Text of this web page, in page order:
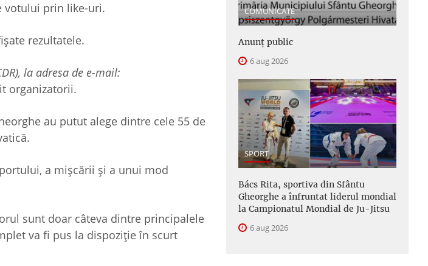
votului prin like-uri.
rezultatele.
la adresa de e-mail:
organizatorii.
au putut alege dintre cele 55 de
a mișcării și a unui mod
sunt doar câteva dintre principalele
va fi pus la dispoziție în scurt
COMUNICATE
Anunţ public
6 aug 2026
SPORT
Bács Rita, sportiva din Sfântu
Gheorghe a înfruntat liderul mondial
la Campionatul Mondial de Ju-Jitsu
6 aug 2026